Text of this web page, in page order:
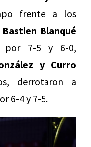
frente a los
Blanqué
por 7-5 y 6-0,
y Curro
derrotaron a
6-4 y 7-5.